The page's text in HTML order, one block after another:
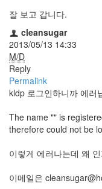
잘 보고 갑니다.
cleansugar
2013/05/13 14:33
M/D
Reply
Permalink
kldp 로그인하니까 에러
The name "" is
therefore could not be
이렇게 에러나는데 왜
이메일은
일
지
3
Tech
143
안
녕
리
눅
스
프
로
그